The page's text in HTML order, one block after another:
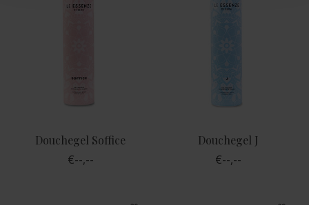
Douchegel Soffice
€--,--
Douchegel J
€--,--